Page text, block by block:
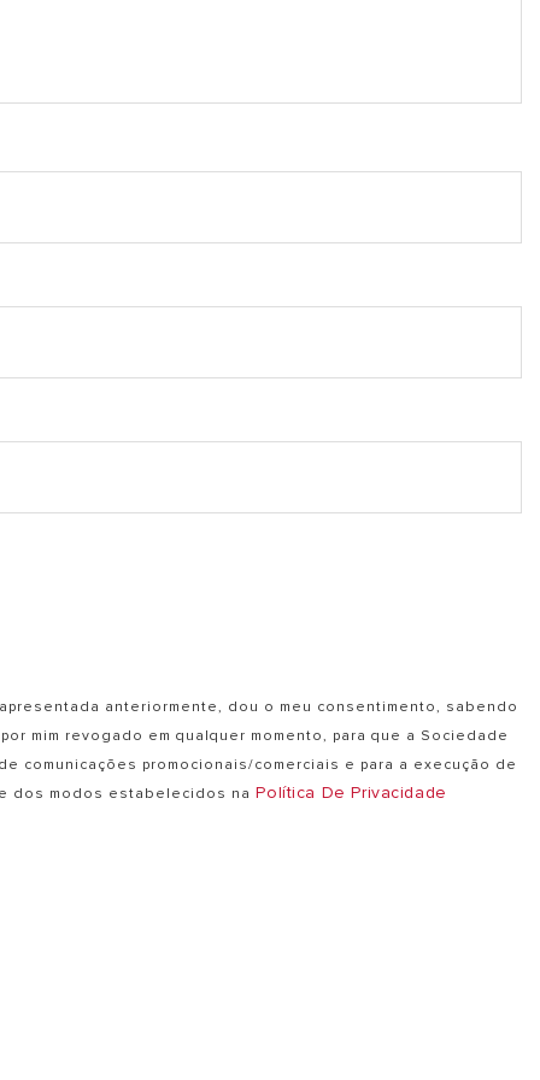
anteriormente, dou o meu consentimento, sabendo
mim revogado em qualquer momento, para que a Sociedade
comunicações promocionais/comerciais e para a execução de
dos modos estabelecidos naPolítica De Privacidade